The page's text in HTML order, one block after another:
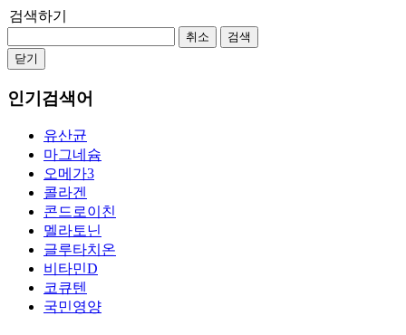
검색하기
취소
검색
닫기
인기검색어
유산균
마그네슘
오메가3
콜라겐
콘드로이친
멜라토닌
글루타치온
비타민D
코큐텐
국민영양